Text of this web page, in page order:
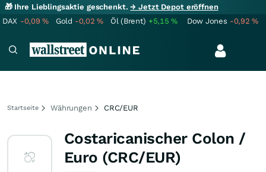
🎁 Ihre Lieblingsaktie geschenkt.→ Jetzt Depot eröffnen
DAX -0,09% Gold -0,02% Öl (Brent) +5,15% Dow Jones -0,92%
Startseite Währungen CRC/EUR
Costaricanischer Colon /
Euro (CRC/EUR)